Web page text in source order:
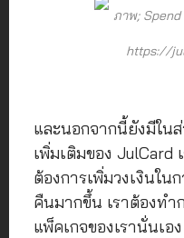
ภาพ;
https://
และนอกจากนี้ยังมีใน
เพิ่มเติมของ JulCard
ต้องการเพิ่มวงเงินใน
คืนมากขึ้น เราต้องทำ
แพ็คเกจของเรานั่นเ